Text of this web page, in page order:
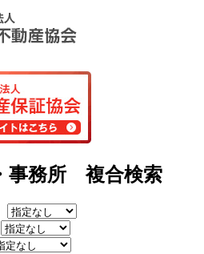
事務所 複合検索